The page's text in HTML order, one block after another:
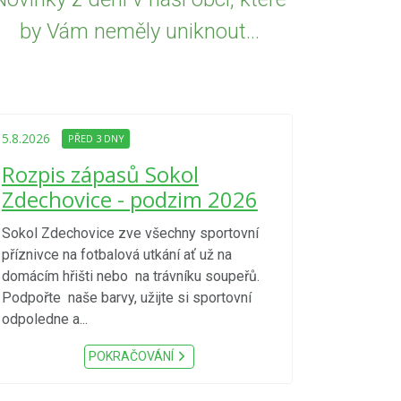
by Vám neměly uniknout...
5.8.2026 PŘED 3 DNY
Rozpis zápasů Sokol
Zdechovice - podzim 2026
Sokol Zdechovice zve všechny sportovní
příznivce na fotbalová utkání ať už na
domácím hřišti nebo na trávníku soupeřů.
Podpořte naše barvy, užijte si sportovní
odpoledne a...
POKRAČOVÁNÍ